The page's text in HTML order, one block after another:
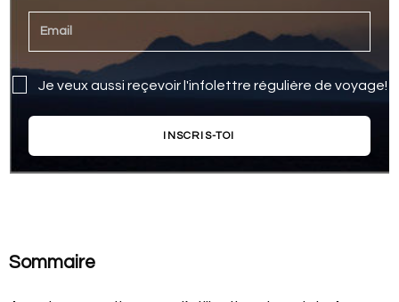
Je veux aussi reçevoir l'infolettre régulière de voyage!
INSCRIS-TOI
Sommaire